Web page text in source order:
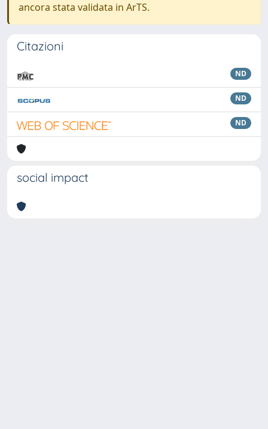
ancora stata validata in ArTS.
Citazioni
ND
ND
ND
social impact